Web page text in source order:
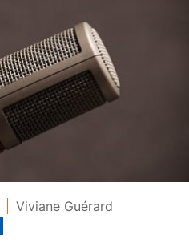
Viviane Guérard